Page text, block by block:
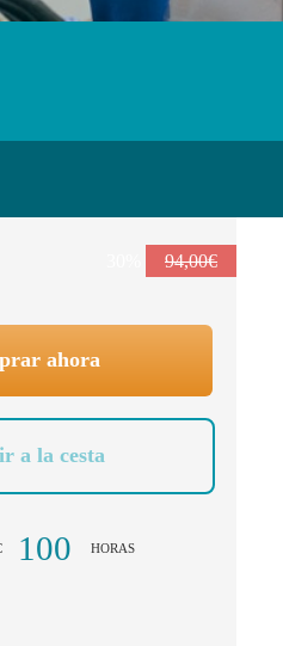
94,00€
ahora
a la cesta
100 HORAS